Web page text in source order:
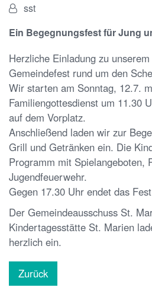
Von:sst
Ein Begegnungsfest für Jung
Herzliche Einladung zu
Gemeindefest rund um den
Wir starten am Sonntag, 12.7.
Familiengottesdienst um 11.30
auf dem Vorplatz.
Anschließend laden wir zur
Grill und Getränken ein. Die
Programm mit Spielangeboten,
Jugendfeuerwehr.
Gegen 17.30 Uhr endet das
Der Gemeindeausschuss St.
Kindertagesstätte St. Marien
herzlich ein.
Zurück